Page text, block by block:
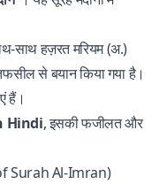
साथ हज़रत मरियम (अ.)
से बयान किया गया है।
हैं।
Hindi, इसकी फजीलत और
Surah Al-Imran)